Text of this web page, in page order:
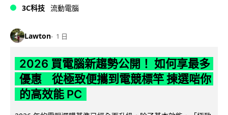
3C科技 流動電腦
Lawton 1 日
2026 買電腦新趨勢公開！ 如何享最多
優惠 從極致便攜到電競標竿 揀選啱你
的高效能 PC